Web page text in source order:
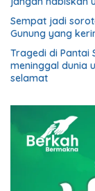
Sempat jadi
Gunung yang
Tragedi di Pantai
meninggal dunia
selamat